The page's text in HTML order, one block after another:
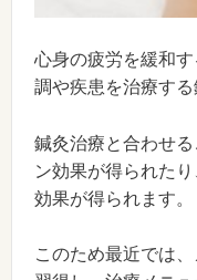
心身の疲労を緩和
調や疾患を治療する
鍼灸治療と合わせ
ン効果が得られた
効果が得られます。
このため最近では